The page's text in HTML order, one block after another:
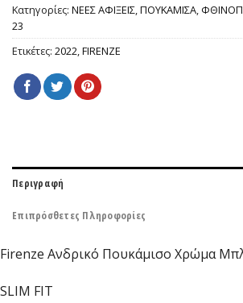
Κατηγορίες: ΝΕΕΣ ΑΦΙΞΕΙΣ,ΠΟΥΚΑΜΙΣΑ,
23
Ετικέτες: 2022,FIRENZE
Περιγραφή
Επιπρόσθετες Πληροφορίες
Firenze Ανδρικό Πουκάμισο Χρώμα
SLIM FIT